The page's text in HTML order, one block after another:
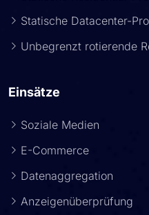
Statische Datacenter-
Unbegrenzt rotierende
Einsätze
Soziale Medien
E-Commerce
Datenaggregation
Anzeigenüberprüfung